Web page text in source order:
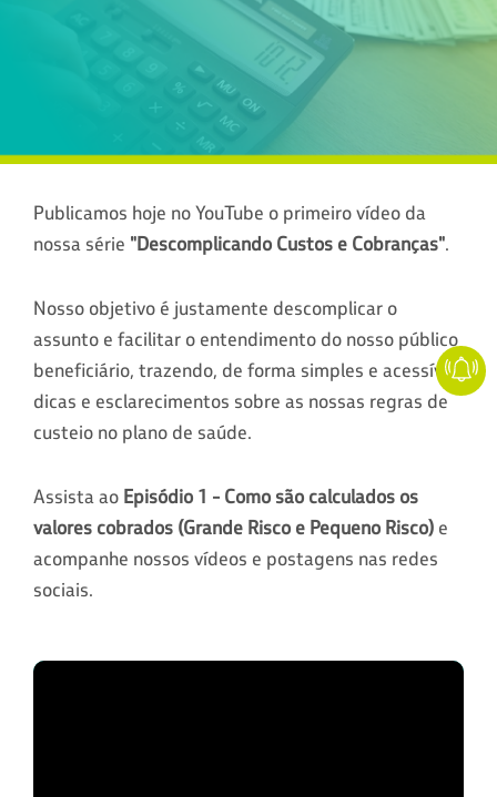
Publicamos hoje no YouTube o primeiro vídeo da
nossa série "Descomplicando Custos e Cobranças".
Nosso objetivo é justamente descomplicar o
assunto e facilitar o entendimento do nosso público
beneficiário, trazendo, de forma simples e acessível,
dicas e esclarecimentos sobre as nossas regras de
custeio no plano de saúde.
Assista ao Episódio 1 - Como são calculados os
valores cobrados (Grande Risco e Pequeno Risco) e
acompanhe nossos vídeos e postagens nas redes
sociais.